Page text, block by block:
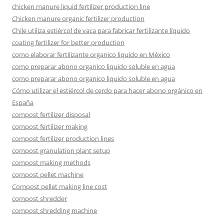
chicken manure liquid fertilizer production line
Chicken manure organic fertilizer production
Chile utiliza estiércol de vaca para fabricar fertilizante líquido
coating fertilizer for better production
como elaborar fertilizante organico liquido en México
como preparar abono organico liquido soluble en agua
como preparar abono organico liquido soluble en agua
Cómo utilizar el estiércol de cerdo para hacer abono orgánico en
España
compost fertilizer disposal
compost fertilizer making
compost fertilizer production lines
compost granulation plant setup
compost making methods
compost pellet machine
Compost pellet making line cost
compost shredder
compost shredding machine